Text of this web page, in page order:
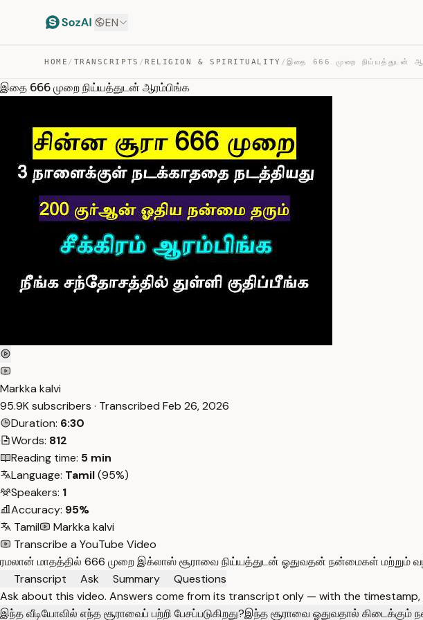
EN
HOME / TRANSCRIPTS /RELIGION & SPIRITUALITY /
இதை 666 முறை நிய்யத்துடன் ஆரம்பிங்க
Markka kalvi
95.9K subscribers · Transcribed Feb 26, 2026
Duration: 6:30
Words: 812
Reading time: 5 min
Language: Tamil(95%)
Speakers: 1
Accuracy: 95%
Tamil
Markka kalvi
Transcribe a YouTube Video
ரமலான் மாதத்தில் 666 முறை இக்லாஸ் சூராவை நிய்யத்துடன் ஓதுவதன் நன்மைகள் மற்றும்
Transcript
Ask Summary
Questions
Ask about this video. Answers come from its transcript only — with the timestamp,
இந்த வீடியோவில் எந்த சூராவைப் பற்றி பேசப்படுகிறது?இந்த சூராவை ஓதுவதால்